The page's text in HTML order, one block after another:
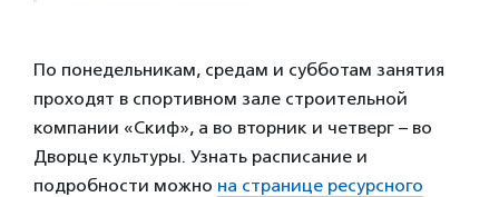
По понедельникам, средам и субботам занятия
проходят в спортивном зале строительной
компании «Скиф», а во вторник и четверг – во
Дворце культуры. Узнать расписание и
подробности можно на странице ресурсного